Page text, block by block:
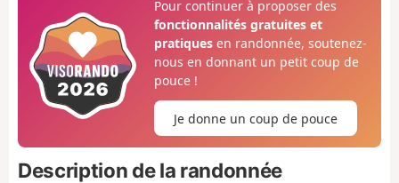
Pour continuer à proposer des
fonctionnalités gratuites et
pratiquesen randonnée, soutenez-
nous en donnant un petit coup de
pouce !
Je donne un coup de pouce
Description de la randonnée